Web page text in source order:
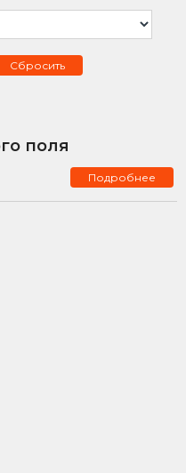
Сбросить
поля
Подробнее